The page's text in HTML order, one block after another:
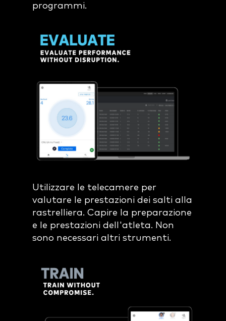
programmi.
Utilizzare le telecamere per
valutare le prestazioni dei salti alla
rastrelliera. Capire la preparazione
e le prestazioni dell'atleta. Non
sono necessari altri strumenti.